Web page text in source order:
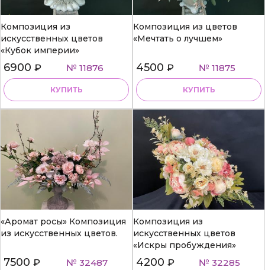
Композиция из
искусственных цветов
«Кубок империи»
6900 ₽ № 11876
КУПИТЬ
Композиция из цветов
«Мечтать о лучшем»
4500 ₽ № 11875
КУПИТЬ
«Аромат росы» Композиция
из искусственных цветов.
7500 ₽ № 32487
Композиция из
искусственных цветов
«Искры пробуждения»
4200 ₽ № 32285